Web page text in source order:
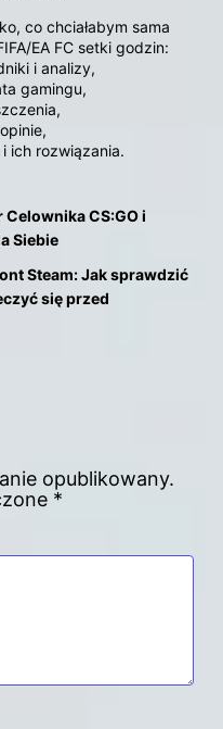
co chciałabym sama
EA FC setki godzin:
i analizy,
gamingu,
ich rozwiązania.
CS:GO i
Siebie
Steam: Jak sprawdzić
się przed
opublikowany.
*